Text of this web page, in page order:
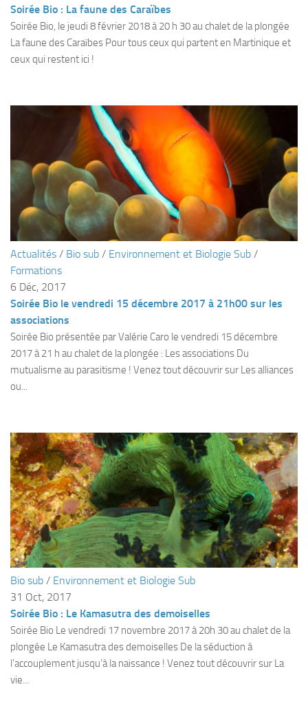
Sorties 2015
Sorties 2014
Lac Merveilleux
AUDIOVISUEL
Photo
Vidéo
Peinture
NAGE
NAP / NEV
Agenda
Résultats Compétitions
MATERIEL
Soirée Bio : La faune des Caraïbes
Soirée Bio, le jeudi 8 février 2018 à 20 h 30 au chalet de la plongée
La faune des Caraïbes Pour tous ceux qui partent en Martinique et
ceux qui restent ici !
Actualités / Bio sub / Environnement et Biologie Sub /
Formations
6 Déc, 2017
Soirée Bio le vendredi 15 décembre 2017 à 21h00 sur les
associations
Soirée Bio présentée par Valérie Caro le vendredi 15 décembre
2017 à 21 h au chalet de la plongée : Les associations Du
mutualisme au parasitisme ! Venez tout découvrir sur Les alliances
ou...
Bio sub / Environnement et Biologie Sub
31 Oct, 2017
Soirée Bio : Le Kamasutra des demoiselles
Soirée Bio Le vendredi 17 novembre 2017 à 20h 30 au chalet de la
plongée Le Kamasutra des demoiselles De la séduction à
l’accouplement jusqu’à la naissance ! Venez tout découvrir sur La
vie...